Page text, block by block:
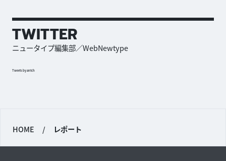
TWITTER
ニュータイプ編集部／WebNewtype
Tweets by antch
HOME / レポート